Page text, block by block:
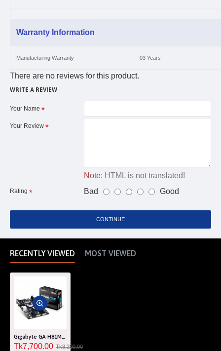
Warranty Information
Manufacturing Warranty 03 Years
There are no reviews for this product.
WRITE A REVIEW
Your Name
Your Review
Note: HTML is not translated!
Rating Bad Good
CONTINUE
RECENTLY VIEWED MOST VIEWED
Gigabyte GA-H81M-DS2 Micro ATX Motherboard
Tk7,700.00 Tk8,200.00